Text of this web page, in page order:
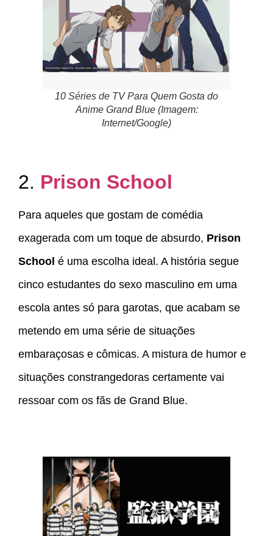
10 Séries de TV Para Quem Gosta do
Anime Grand Blue (Imagem:
Internet/Google)
2. Prison School
Para aqueles que gostam de comédia
exagerada com um toque de absurdo, Prison
School é uma escolha ideal. A história segue
cinco estudantes do sexo masculino em uma
escola antes só para garotas, que acabam se
metendo em uma série de situações
embaraçosas e cômicas. A mistura de humor e
situações constrangedoras certamente vai
ressoar com os fãs de Grand Blue.